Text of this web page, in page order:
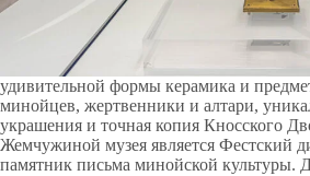
удивительной формы керамика и
минойцев, жертвенники и алтари,
украшения и точная копия Кносского
Жемчужиной музея является Фестский
памятник письма минойской культуры.